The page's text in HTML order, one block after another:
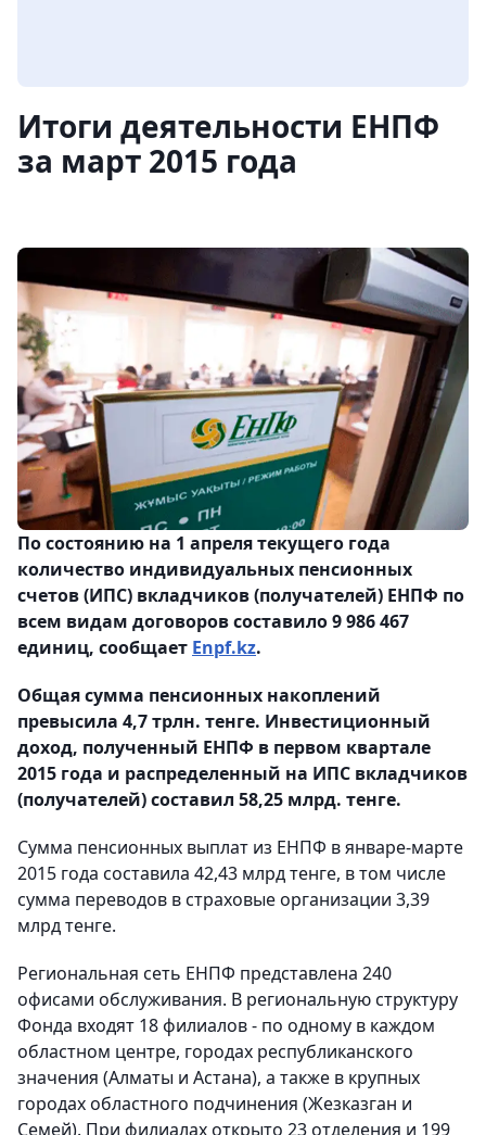
Итоги деятельности ЕНПФ
за март 2015 года
По состоянию на 1 апреля текущего года
количество индивидуальных пенсионных
счетов (ИПС) вкладчиков (получателей) ЕНПФ по
всем видам договоров составило 9 986 467
единиц, сообщает Еnpf.kz.
Общая сумма пенсионных накоплений
превысила 4,7 трлн. тенге. Инвестиционный
доход, полученный ЕНПФ в первом квартале
2015 года и распределенный на ИПС вкладчиков
(получателей) составил 58,25 млрд. тенге.
Сумма пенсионных выплат из ЕНПФ в январе-марте
2015 года составила 42,43 млрд тенге, в том числе
сумма переводов в страховые организации 3,39
млрд тенге.
Региональная сеть ЕНПФ представлена 240
офисами обслуживания. В региональную структуру
Фонда входят 18 филиалов - по одному в каждом
областном центре, городах республиканского
значения (Алматы и Астана), а также в крупных
городах областного подчинения (Жезказган и
Семей). При филиалах открыто 23 отделения и 199